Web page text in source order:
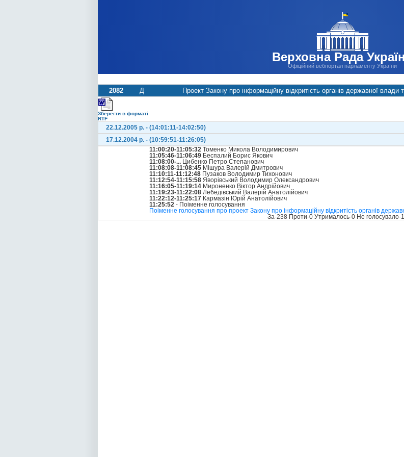
Верховна Рада
Офіційний вебпортал парламенту України
2082 Д Проект Закону про інформаційну відкритість органів державної
Зберегти в форматі
RTF
22.12.2005 р. - (14:01:11-14:02:50)
17.12.2004 р. - (10:59:51-11:26:05)
11:00:20-11:05:32 Томенко Микола Володимирович
11:05:46-11:06:49 Беспалий Борис Якович
11:08:00-... Цибенко Петро Степанович
11:08:08-11:08:45 Мішура Валерій Дмитрович
11:10:11-11:12:48 Пузаков Володимир Тихонович
11:12:54-11:15:58 Яворівський Володимир Олександрович
11:16:05-11:19:14 Мироненко Віктор Андрійович
11:19:23-11:22:08 Лебедівський Валерій Анатолійович
11:22:12-11:25:17 Кармазін Юрій Анатолійович
11:25:52 - Поіменне голосування
Поіменне голосування про проект Закону про інформаційну відкритість органів
За-238 Проти-0 Утрималось-0 Не голосувало-